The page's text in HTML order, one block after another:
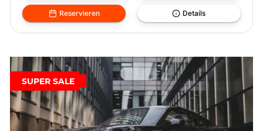
Reservieren Details
SUPER SALE